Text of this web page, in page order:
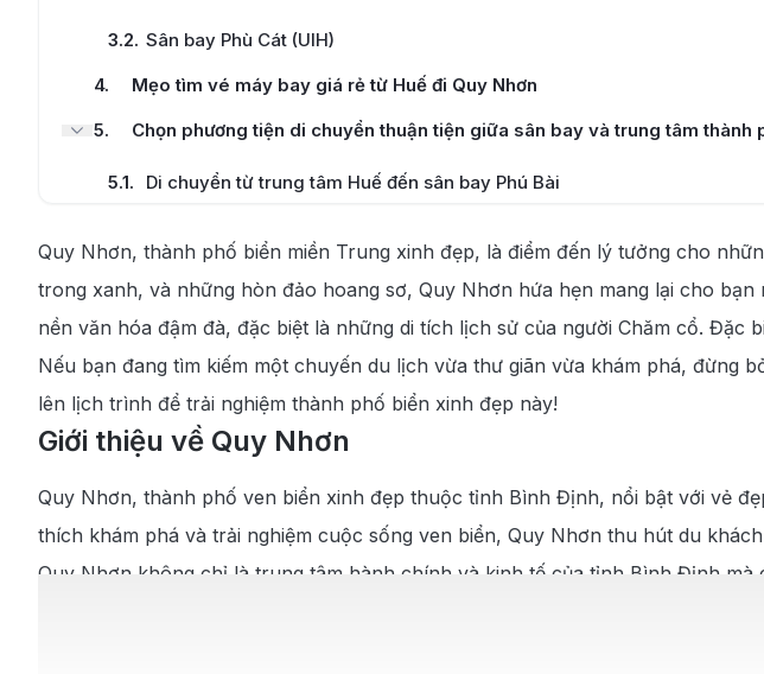
3.2. Sân bay Phù Cát (UIH)
4.
Mẹo tìm vé máy bay giá rẻ từ Huế đi Quy Nhơn
5. Chọn phương tiện di chuyển thuận tiện giữa sân bay và trung tâm thành
5.1. Di chuyển từ trung tâm Huế đến sân bay Phú Bài
Các lưu ý khi đặt vé máy bay từ Huế đi Quy Nhơn
7. Kinh nghiệm du lịch và khám phá tại Quy Nhơn
7.1. Những địa điểm khám phá nổi tiếng tại Quy Nhơn
7.2 . Thưởng thức các món ăn đặc trưng Quy Nhơn – Hương vị biển cả
Thời điểm nào du lịch Quy Nhơn là hợp lý?
Quy Nhơn, thành phố biển miền Trung xinh đẹp, là điểm đến lý tưởng cho
trong xanh, và những hòn đảo hoang sơ, Quy Nhơn hứa hẹn mang lại cho
nền văn hóa đậm đà, đặc biệt là những di tích lịch sử của người Chăm cổ.
Nếu bạn đang tìm kiếm một chuyến du lịch vừa thư giãn vừa khám phá, đừng
lên lịch trình để trải nghiệm thành phố biển xinh đẹp này!
Giới thiệu về Quy Nhơn
Quy Nhơn, thành phố ven biển xinh đẹp thuộc tỉnh Bình Định, nổi bật với vẻ
thích khám phá và trải nghiệm cuộc sống ven biển, Quy Nhơn thu hút du
Quy Nhơn không chỉ là trung tâm hành chính và kinh tế của tỉnh Bình Định